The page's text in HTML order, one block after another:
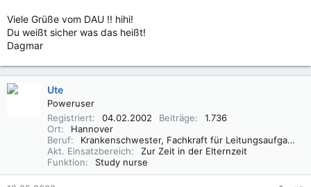
Viele Grüße vom DAU !! hihi!
Du weißt sicher was das heißt!
Dagmar
Ute
Poweruser
Registriert
04.02.2002 Beiträge
1.736
Ort
Hannover
Beruf
Krankenschwester, Fachkraft für Leitungsaufgaben in der Pflege (FLP)
Akt. Einsatzbereich
Zur Zeit in der Elternzeit
Funktion
Study nurse